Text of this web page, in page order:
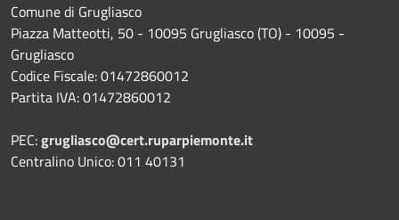
Comune di Grugliasco
Piazza Matteotti, 50 - 10095 Grugliasco (TO) - 10095 -
Grugliasco
Codice Fiscale: 01472860012
Partita IVA: 01472860012
PEC:grugliasco@cert.ruparpiemonte.it
Centralino Unico: 011 40131